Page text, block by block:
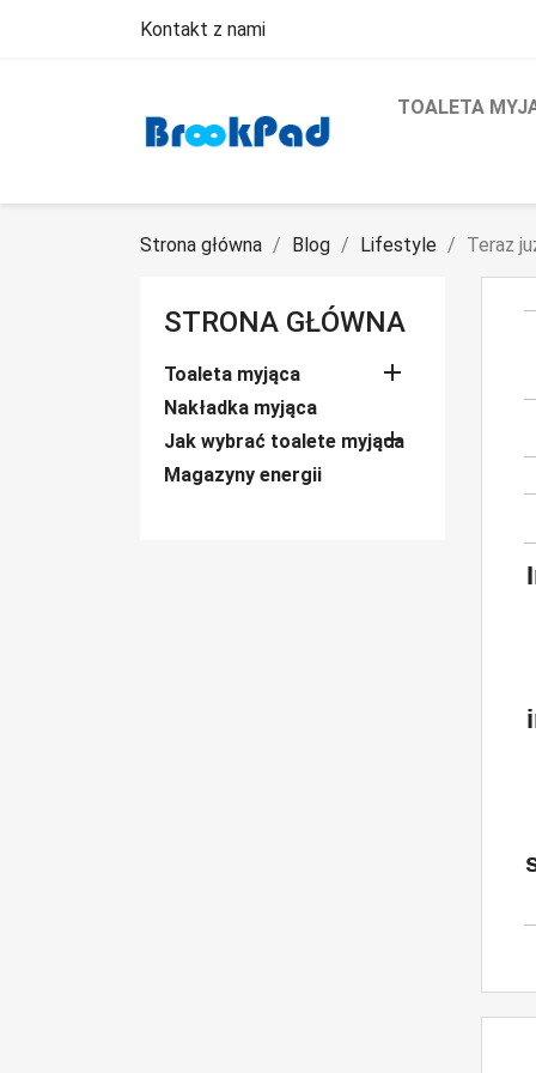
Kontakt z nami
TOALETA
Strona główna Blog Lifestyle Teraz
STRONA GŁÓWNA
Toaleta myjąca 
Nakładka myjąca
Jak wybrać toalete myjąca

Magazyny energii